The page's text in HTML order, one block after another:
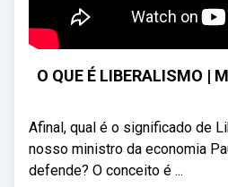
O QUE É LIBERALISMO |
Afinal, qual é o significado de
nosso ministro da economia
defende? O conceito é ...